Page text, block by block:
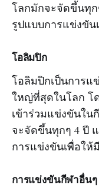
โลกมักจะจัดขึ้นทุก
รูปแบบการแข่งขั
โอลิมปิก
โอลิมปิกเป็นการ
ใหญ่ที่สุดในโลก โ
เข้าร่วมแข่งขันใน
จะจัดขึ้นทุกๆ 4 ปี
การแข่งขันเพื่อใ
การแข่งขันกีฬาอื่นๆ